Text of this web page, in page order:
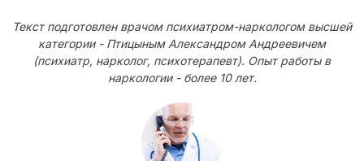
Текст подготовлен врачом психиатром-наркологом высшей
категории - Птицыным Александром Андреевичем
(психиатр, нарколог, психотерапевт). Опыт работы в
наркологии - более 10 лет.